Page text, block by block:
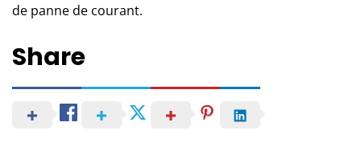
de panne de courant.
Share